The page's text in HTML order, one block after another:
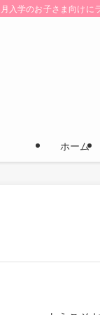
入学のお子さま向け
ホーム